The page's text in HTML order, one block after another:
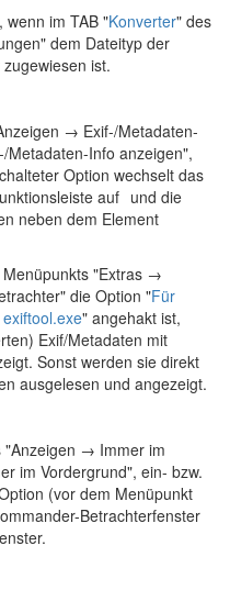
wenn im TAB "Konverter" des
" dem Dateityp der
ist.
→ Exif-/Metadaten-
Metadaten-Info anzeigen",
Option wechselt das
auf und die
neben dem Element
"Extras →
" die Option "Für
" angehakt ist,
Exif/Metadaten mit
Sonst werden sie direkt
ausgelesen und angezeigt.
"Anzeigen → Immer im
im Vordergrund", ein- bzw.
(vor dem Menüpunkt
Betrachterfenster